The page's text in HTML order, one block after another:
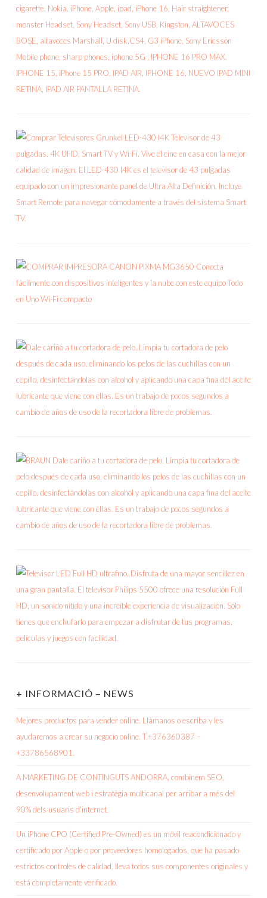
+ INFORMACIÓ – NEWS
Mejores productos para vender online. Llámanos o escriba y les
ayudaremos a crear su negocio online. T.+376360387 –
+33786568901.
A MARKETING DE CONTINGUTS ANDORRA, combinem SEO,
desenvolupament web i estratègia multicanal per arribar a més del
90% dels usuaris d’internet.
Un iPhone CPO (Certified Pre-Owned) es un móvil reacondicionado y
certificado por Apple o por proveedores homologados, que ha pasado
estrictos controles de calidad, lleva todos sus componentes originales y
está completamente verificado.